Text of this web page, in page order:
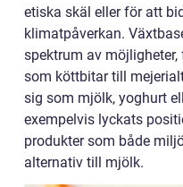
etiska skäl eller för att
klimatpåverkan.
spektrum av
som köttbitar till
sig som mjölk, yoghurt
exempelvis lyckats
produkter som både
alternativ till mjölk.